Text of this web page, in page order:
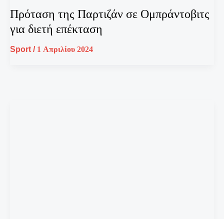
Πρόταση της Παρτιζάν σε Ομπράντοβιτς
για διετή επέκταση
Sport / 1 Απριλίου 2024